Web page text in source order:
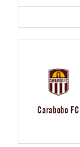
Carabobo FC